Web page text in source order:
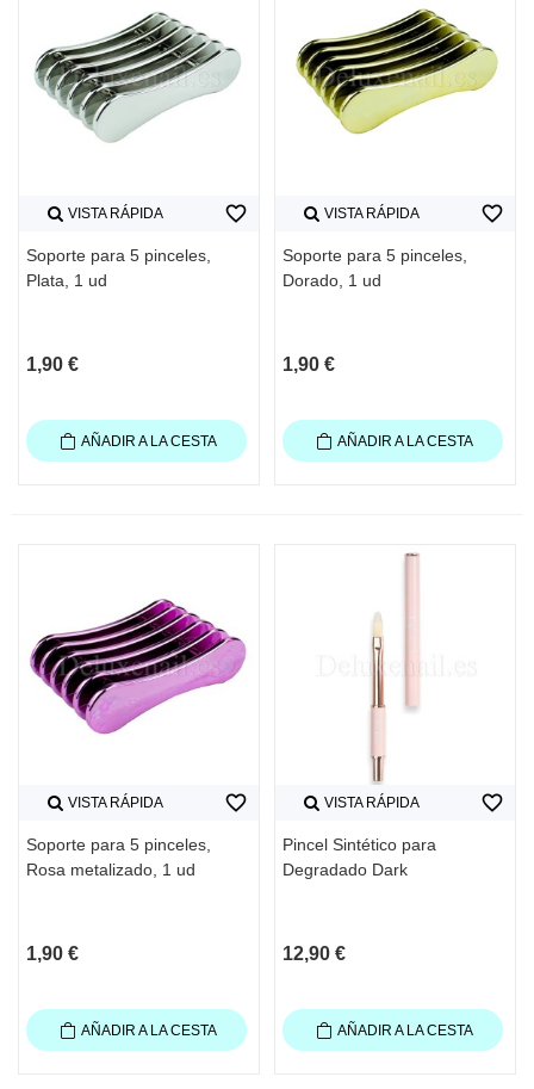
VISTA RÁPIDA
Soporte para 5 pinceles,
Plata, 1 ud
1,90 €
favorite_border
AÑADIR A LA CESTA
VISTA RÁPIDA
Soporte para 5 pinceles,
Dorado, 1 ud
1,90 €
favorite_border
AÑADIR A LA CESTA
VISTA RÁPIDA
Soporte para 5 pinceles,
Rosa metalizado, 1 ud
1,90 €
favorite_border
AÑADIR A LA CESTA
VISTA RÁPIDA
Pincel Sintético para
Degradado Dark
12,90 €
favorite_border
AÑADIR A LA CESTA